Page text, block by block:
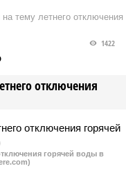
тему летнего отключения
отключения
1422
горячей воды в